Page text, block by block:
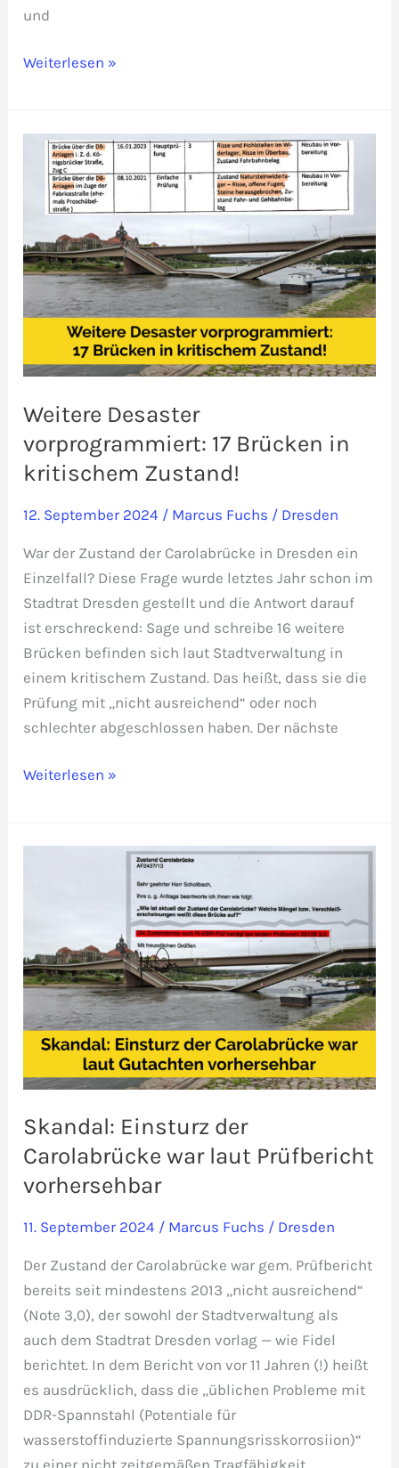
und
OB
Dresdner
Carolabrücke
bluten
Weiterlesen »
Weitere Desaster
vorprogrammiert: 17 Brücken in
kritischem Zustand!
12. September 2024 / Marcus Fuchs / Dresden
War der Zustand der Carolabrücke in Dresden ein
Einzelfall? Diese Frage wurde letztes Jahr schon im
Stadtrat Dresden gestellt und die Antwort darauf
ist erschreckend: Sage und schreibe 16 weitere
Brücken befinden sich laut Stadtverwaltung in
einem kritischem Zustand. Das heißt, dass sie die
Prüfung mit „nicht ausreichend“ oder noch
schlechter abgeschlossen haben. Der nächste
Weitere
17
Zustand!
Weiterlesen »
Skandal: Einsturz der
Carolabrücke war laut Prüfbericht
vorhersehbar
11. September 2024 / Marcus Fuchs / Dresden
Der Zustand der Carolabrücke war gem. Prüfbericht
bereits seit mindestens 2013 „nicht ausreichend“
(Note 3,0), der sowohl der Stadtverwaltung als
auch dem Stadtrat Dresden vorlag — wie Fidel
berichtet. In dem Bericht von vor 11 Jahren (!) heißt
es ausdrücklich, dass die „üblichen Probleme mit
DDR-Spannstahl (Potentiale für
wasserstoffinduzierte Spannungsrisskorrosiion)“